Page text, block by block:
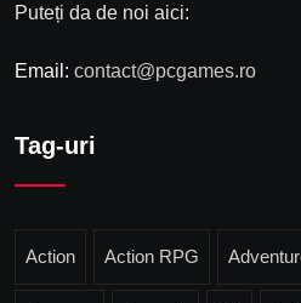
Puteți da de noi aici:
Email: contact@pcgames.ro
Tag-uri
Action Action RPG